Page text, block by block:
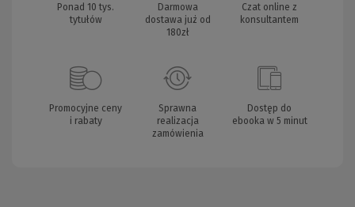
Ponad 10 tys.
tytułów
Darmowa
dostawa już od
180zł
Czat online z
konsultantem
Promocyjne ceny
i rabaty
Sprawna
realizacja
zamówienia
Dostęp do
ebooka w 5 minut